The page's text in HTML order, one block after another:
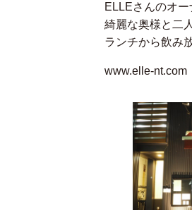
ELLEさんのオ
綺麗な奥様と二
ランチから飲み
www.elle-nt.com